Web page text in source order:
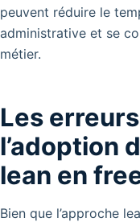
peuvent réduire le
administrative et se
métier.
Les
l’adoption
lean en
Bien que l’approche